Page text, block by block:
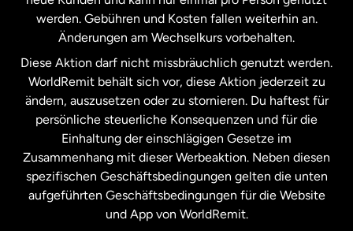
Neuseeland
Niederlande
Schweden
Spanien
Vereinigte Staaten English
werden. Gebühren und Kosten fallen weiterhin an.
Änderungen am Wechselkurs vorbehalten.
Diese Aktion darf nicht missbräuchlich genutzt werden.
WorldRemit behält sich vor, diese Aktion jederzeit zu
ändern, auszusetzen oder zu stornieren. Du haftest für
persönliche steuerliche Konsequenzen und für die
Einhaltung der einschlägigen Gesetze im
Zusammenhang mit dieser Werbeaktion. Neben diesen
spezifischen Geschäftsbedingungen gelten die unten
aufgeführten Geschäftsbedingungen für die Website
und App von WorldRemit.